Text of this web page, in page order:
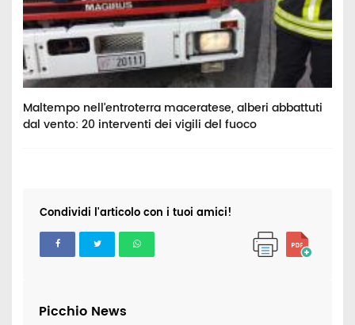
Maltempo nell’entroterra maceratese, alberi abbattuti
dal vento: 20 interventi dei vigili del fuoco
Condividi l'articolo con i tuoi amici!
Picchio News